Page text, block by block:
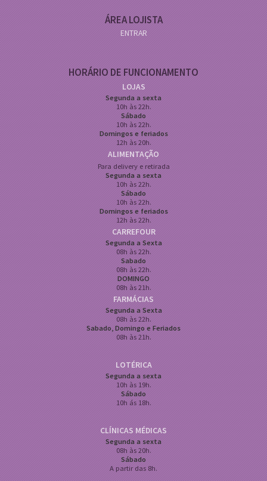
ÁREA LOJISTA
ENTRAR
HORÁRIO DE FUNCIONAMENTO
LOJAS
Segunda a sexta
10h às 22h.
Sábado
10h às 22h.
Domingos e feriados
12h às 20h.
ALIMENTAÇÃO
Para delivery e retirada
Segunda a sexta
10h às 22h.
Sábado
10h às 22h.
Domingos e feriados
12h às 22h.
CARREFOUR
Segunda a Sexta
08h às 22h.
Sabado
08h às 22h.
DOMINGO
08h às 21h.
FARMÁCIAS
Segunda a Sexta
08h às 22h.
Sabado, Domingo e Feriados
08h às 21h.
LOTÉRICA
Segunda a sexta
10h às 19h.
Sábado
10h ás 18h.
CLÍNICAS MÉDICAS
Segunda a sexta
08h às 20h.
Sábado
A partir das 8h.